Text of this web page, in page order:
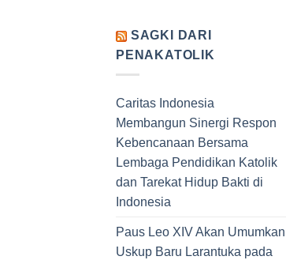
SAGKI DARI
PENAKATOLIK
Caritas Indonesia
Membangun Sinergi Respon
Kebencanaan Bersama
Lembaga Pendidikan Katolik
dan Tarekat Hidup Bakti di
Indonesia
Paus Leo XIV Akan Umumkan
Uskup Baru Larantuka pada